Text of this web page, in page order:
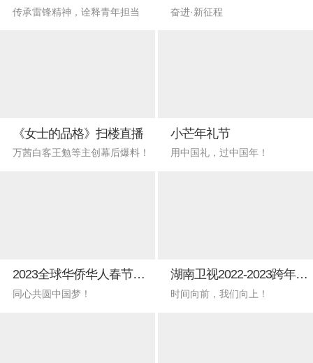
传承雷锋精神，诠释青年担当 奋进·新征程
《女士的品格》扫楼直播
万茜白客王勉等主创幕后爆料！
小芒年礼节
用中国礼，过中国年！
2023全球华侨华人春节大联欢
同心共圆中国梦！
湖南卫视2022-2023跨年晚会
时间向前，我们向上！